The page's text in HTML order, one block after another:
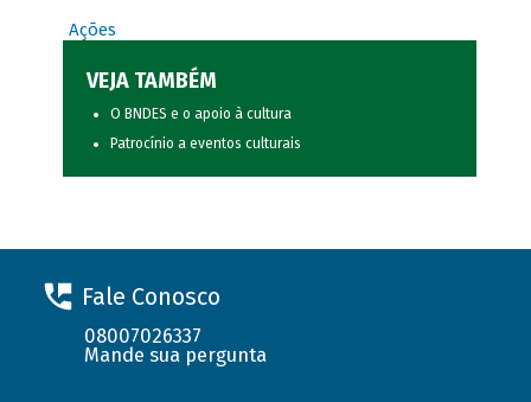
Ações
VEJA TAMBÉM
O BNDES e o apoio à cultura
Patrocínio a eventos culturais
Fale Conosco
08007026337
Mande sua pergunta